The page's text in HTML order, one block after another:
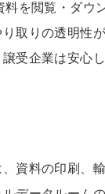
を閲覧・ダウ
取りの透明性
受企業は安心
資料の印刷、